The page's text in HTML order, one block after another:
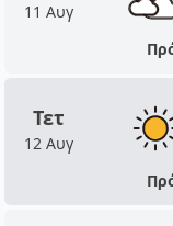
11 Αυγ
Τετ
12 Αυγ